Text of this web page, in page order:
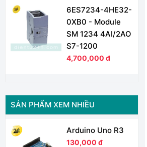
6ES7234-4HE32-
0XB0 - Module
SM 1234 4AI/2AO
S7-1200
4,700,000 đ
SẢN PHẨM XEM NHIỀU
Arduino Uno R3
130,000 đ